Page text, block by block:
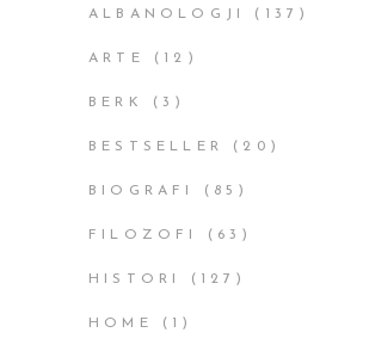
ALBANOLOGJI (137)
ARTE (12)
BERK (3)
BESTSELLER (20)
BIOGRAFI (85)
FILOZOFI (63)
HISTORI (127)
HOME (1)